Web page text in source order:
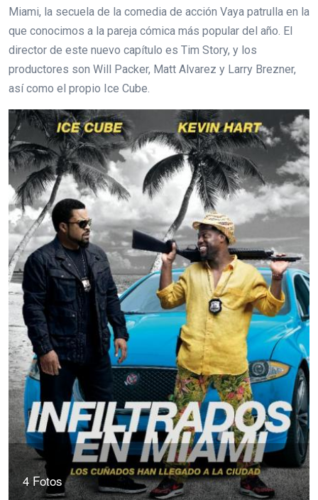
Miami, la secuela de la comedia de acción Vaya patrulla en la
que conocimos a la pareja cómica más popular del año. El
director de este nuevo capítulo es Tim Story, y los
productores son Will Packer, Matt Alvarez y Larry Brezner,
así como el propio Ice Cube.
4 Fotos